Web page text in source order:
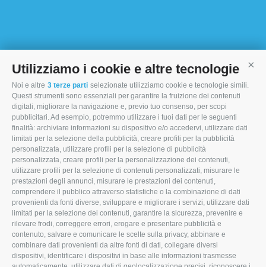
Utilizziamo i cookie e altre tecnologie
Noi e altre 3 terze parti selezionate utilizziamo cookie e tecnologie simili.
Questi strumenti sono essenziali per garantire la fruizione dei contenuti
digitali, migliorare la navigazione e, previo tuo consenso, per scopi
pubblicitari. Ad esempio, potremmo utilizzare i tuoi dati per le seguenti
finalità: archiviare informazioni su dispositivo e/o accedervi, utilizzare dati
limitati per la selezione della pubblicità, creare profili per la pubblicità
personalizzata, utilizzare profili per la selezione di pubblicità
personalizzata, creare profili per la personalizzazione dei contenuti,
utilizzare profili per la selezione di contenuti personalizzati, misurare le
prestazioni degli annunci, misurare le prestazioni dei contenuti,
comprendere il pubblico attraverso statistiche o la combinazione di dati
provenienti da fonti diverse, sviluppare e migliorare i servizi, utilizzare dati
limitati per la selezione dei contenuti, garantire la sicurezza, prevenire e
rilevare frodi, correggere errori, erogare e presentare pubblicità e
contenuto, salvare e comunicare le scelte sulla privacy, abbinare e
combinare dati provenienti da altre fonti di dati, collegare diversi
dispositivi, identificare i dispositivi in base alle informazioni trasmesse
I MORI STOCK PRICE EQUIPMENT SRL
Via Maranello, 19
47853 Coriano (RN)
(+39) 345 0369943
info@imoristock.com
T
w
i
t
F
a
c
e
L
i
n
k